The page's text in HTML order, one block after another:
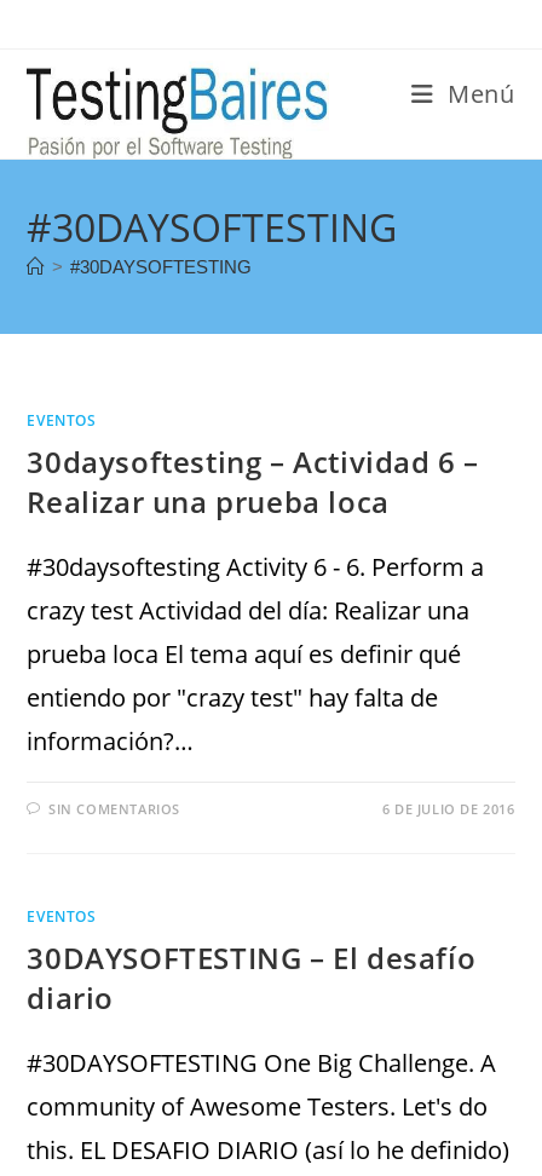
Menú
#30DAYSOFTESTING
> #30DAYSOFTESTING
EVENTOS
30daysoftesting – Actividad 6 –
Realizar una prueba loca
#30daysoftesting Activity 6 - 6. Perform a
crazy test Actividad del día: Realizar una
prueba loca El tema aquí es definir qué
entiendo por "crazy test" hay falta de
información?…
SIN COMENTARIOS 6 DE JULIO DE 2016
EVENTOS
‎30DAYSOFTESTING‬ – El desafío
diario
‪#‎30DAYSOFTESTING‬ One Big Challenge. A
community of Awesome Testers. Let's do
this. EL DESAFIO DIARIO (así lo he definido)